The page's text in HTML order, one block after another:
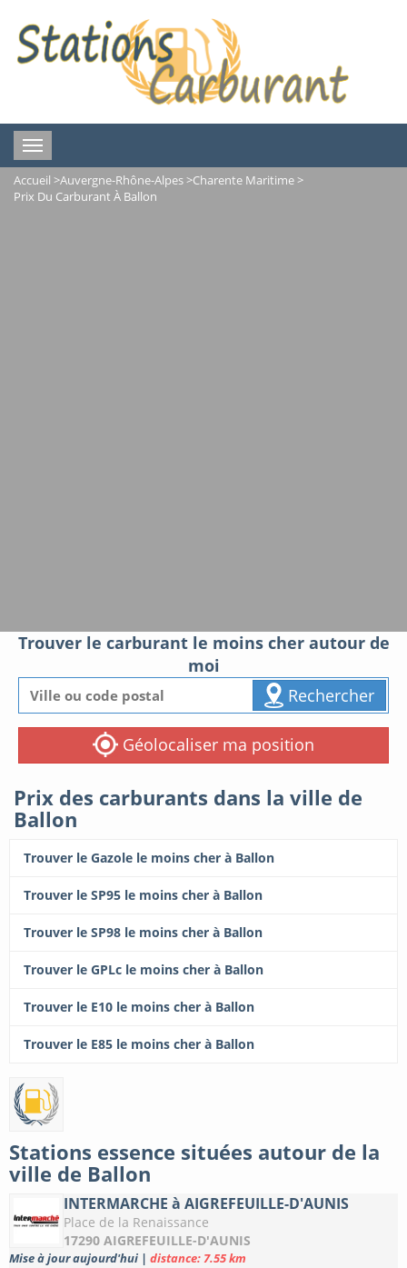
Toggle
navigation
Accueil >Auvergne-Rhône-Alpes>Charente Maritime>
Prix Du Carburant À Ballon
Trouver le carburant le moins cher autour de
moi
Rechercher
Géolocaliser ma position
Prix des carburants dans la ville de
Ballon
Trouver le Gazole le moins cher à Ballon
Trouver le SP95 le moins cher à Ballon
Trouver le SP98 le moins cher à Ballon
Trouver le GPLc le moins cher à Ballon
Trouver le E10 le moins cher à Ballon
Trouver le E85 le moins cher à Ballon
Stations essence situées autour de la
ville de Ballon
INTERMARCHE à AIGREFEUILLE-D'AUNIS
Place de la Renaissance
17290 AIGREFEUILLE-D'AUNIS
Mise à jour aujourd'hui | distance: 7.55 km